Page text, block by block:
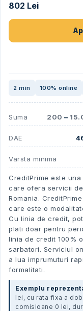
802 Lei
2 min 100% online
Suma 200 –
DAE
Varsta minima
CreditPrime este
care ofera servicii
Romania.
care este o
Cu linia de credit,
plati doar pentru
linia de credit 100%
sarbatori. Serviciul
a lua imprumuturi
formalitati.
Exemplu
lei, cu rata fixa a
comisioane 0 lei,